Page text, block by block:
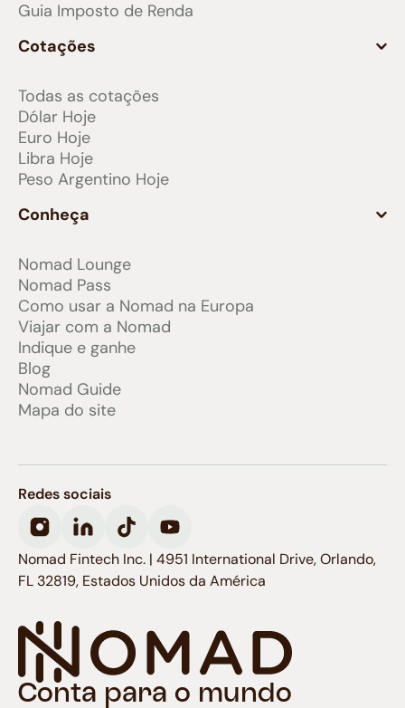
Guia Imposto de Renda
Cotações
Todas as cotações
Dólar Hoje
Euro Hoje
Libra Hoje
Peso Argentino Hoje
Conheça
Nomad Lounge
Nomad Pass
Como usar a Nomad na Europa
Viajar com a Nomad
Indique e ganhe
Blog
Nomad Guide
Mapa do site
Conta para o mundo
Redes sociais
Nomad Fintech Inc. | 4951 International Drive, Orlando,
FL 32819, Estados Unidos da América